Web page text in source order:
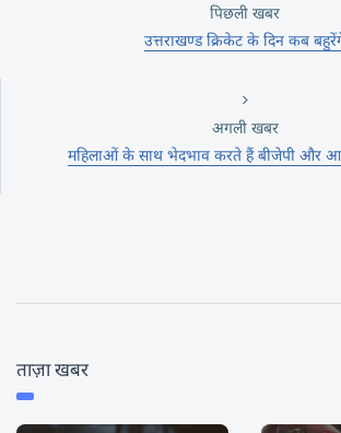
पिछली खबर
उत्तराखण्ड क्रिकेट के दिन कब
अगली खबर
महिलाओं के साथ भेदभाव करते हैं बीजेपी और
ताज़ा खबर